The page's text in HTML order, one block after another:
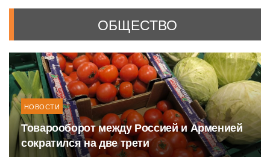
ОБЩЕСТВО
НОВОСТИ
Товарооборот между Россией и Арменией
сократился на две трети